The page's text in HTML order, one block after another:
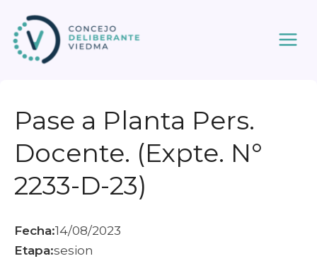
contenido
Pase a Planta Pers.
Docente. (Expte. N°
2233-D-23)
Fecha:14/08/2023
Etapa:sesion